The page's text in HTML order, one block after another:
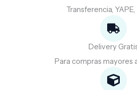
Transferencia,
Delivery
Para compras mayores